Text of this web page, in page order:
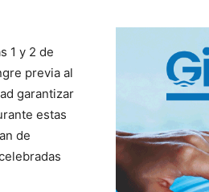
1 y 2 de
previa al
garantizar
estas
de